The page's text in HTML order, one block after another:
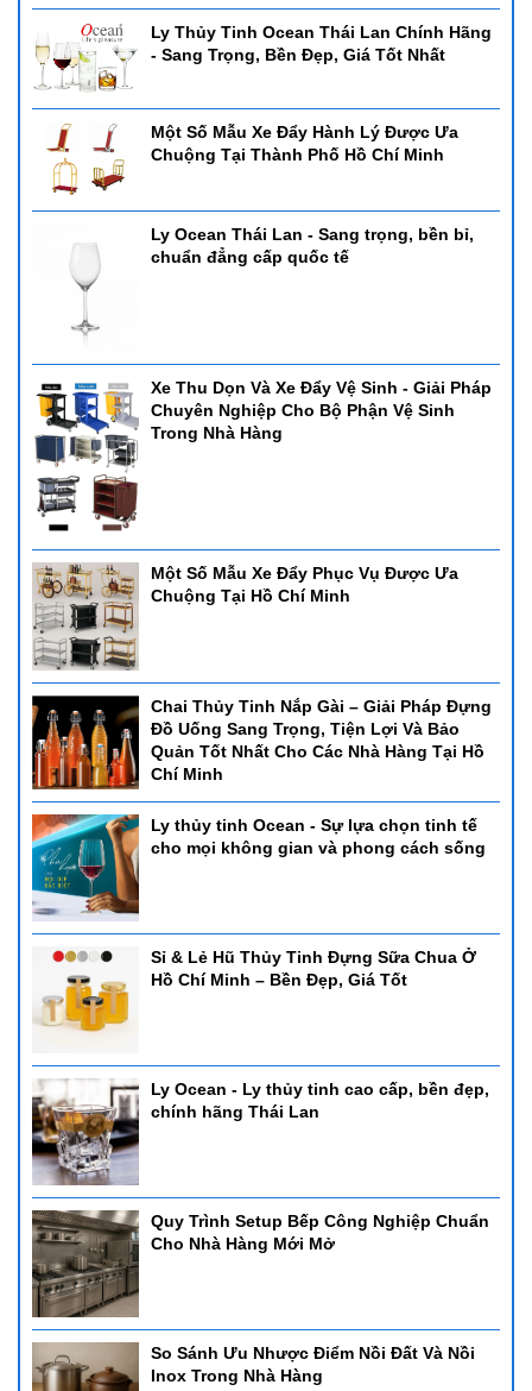
Ly Thủy Tinh Ocean Thái Lan Chính Hãng
- Sang Trọng, Bền Đẹp, Giá Tốt Nhất
Một Số Mẫu Xe Đẩy Hành Lý Được Ưa
Chuộng Tại Thành Phố Hồ Chí Minh
Ly Ocean Thái Lan - Sang trọng, bền bỉ,
chuẩn đẳng cấp quốc tế
Xe Thu Dọn Và Xe Đẩy Vệ Sinh - Giải Pháp
Chuyên Nghiệp Cho Bộ Phận Vệ Sinh
Trong Nhà Hàng
Một Số Mẫu Xe Đẩy Phục Vụ Được Ưa
Chuộng Tại Hồ Chí Minh
Chai Thủy Tinh Nắp Gài – Giải Pháp Đựng
Đồ Uống Sang Trọng, Tiện Lợi Và Bảo
Quản Tốt Nhất Cho Các Nhà Hàng Tại Hồ
Chí Minh
Ly thủy tinh Ocean - Sự lựa chọn tinh tế
cho mọi không gian và phong cách sống
Sỉ & Lẻ Hũ Thủy Tinh Đựng Sữa Chua Ở
Hồ Chí Minh – Bền Đẹp, Giá Tốt
Ly Ocean - Ly thủy tinh cao cấp, bền đẹp,
chính hãng Thái Lan
Quy Trình Setup Bếp Công Nghiệp Chuẩn
Cho Nhà Hàng Mới Mở
So Sánh Ưu Nhược Điểm Nồi Đất Và Nồi
Inox Trong Nhà Hàng